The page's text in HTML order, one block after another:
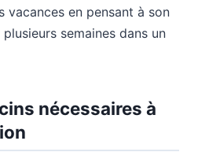
vacances en pensant à son
semaines dans un
nécessaires à